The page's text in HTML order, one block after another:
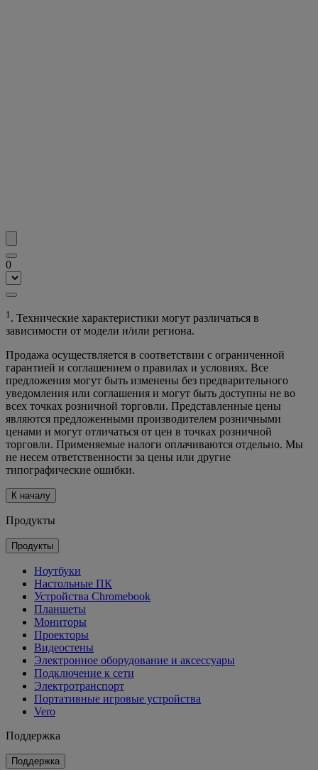
0
1 . Технические характеристики могут различаться в
зависимости от модели и/или региона.
Продажа осуществляется в соответствии с ограниченной
гарантией и соглашением о правилах и условиях. Все
предложения могут быть изменены без предварительного
уведомления или соглашения и могут быть доступны не во
всех точках розничной торговли. Представленные цены
являются предложенными производителем розничными
ценами и могут отличаться от цен в точках розничной
торговли. Применяемые налоги оплачиваются отдельно. Мы
не несем ответственности за цены или другие
типографические ошибки.
К началу
Продукты
Продукты
Ноутбуки
Настольные ПК
Устройства Chromebook
Планшеты
Мониторы
Проекторы
Видеостены
Электронное оборудование и аксессуары
Подключение к сети
Электротранспорт
Портативные игровые устройства
Vero
Поддержка
Поддержка